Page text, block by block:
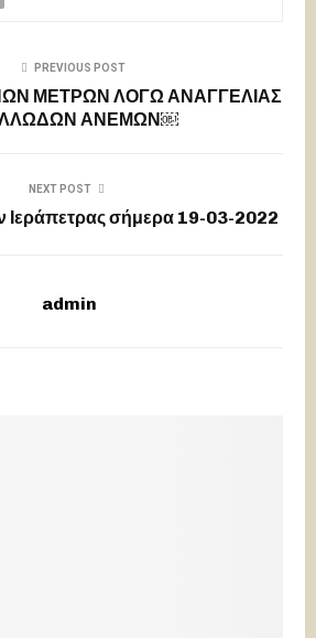
PREVIOUS POST
ΜΕΤΡΩΝ ΛΟΓΩ ΑΝΑΓΓΕΛΙΑΣ
ΑΝΕΜΩΝ￼
NEXT POST
Ιεράπετρας σήμερα 19-03-2022
admin